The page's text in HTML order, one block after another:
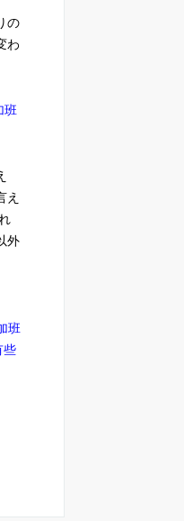
の
わ
班
え
外
班
些